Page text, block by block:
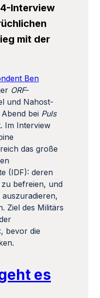
Interview
mit der
Ben
ORF-
und Nahost-
bei Puls
Im Interview
das große
(IDF): deren
zu befreien, und
Ziel des Militärs
bevor die
es